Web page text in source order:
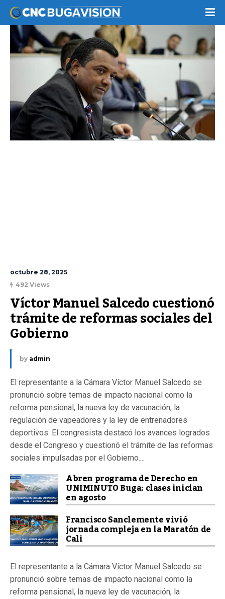
octubre 28, 2025
492 Views
Víctor Manuel Salcedo cuestionó
trámite de reformas sociales del
Gobierno
by admin
El representante a la Cámara Víctor Manuel Salcedo se
pronunció sobre temas de impacto nacional como la
reforma pensional, la nueva ley de vacunación, la
regulación de vapeadores y la ley de entrenadores
deportivos. El congresista destacó los avances logrados
desde el Congreso y cuestionó el trámite de las reformas
sociales impulsadas por el Gobierno....
Abren programa de Derecho en
UNIMINUTO Buga: clases inician
en agosto
Francisco Sanclemente vivió
jornada compleja en la Maratón de
Cali
El representante a la Cámara Víctor Manuel Salcedo se
pronunció sobre temas de impacto nacional como la
reforma pensional, la nueva ley de vacunación, la